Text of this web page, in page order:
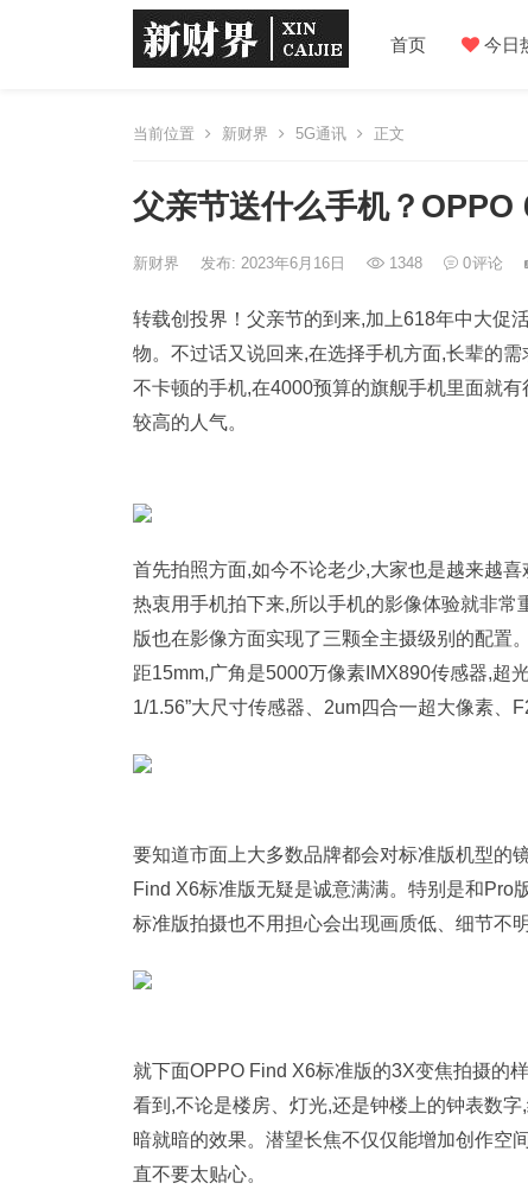
首页 今日
当前位置 新财界 5G通讯 正文
父亲节送什么手机？
新财界 发布: 2023年6月16日 1348 0评论
转载创投界！父亲节的到来,加上618年中大促
物。不过话又说回来,在选择手机方面,长辈的
不卡顿的手机,在4000预算的旗舰手机里面就
较高的人气。
首先拍照方面,如今不论老少,大家也是越来越
热衷用手机拍下来,所以手机的影像体验就非
版也在影像方面实现了三颗全主摄级别的配置
距15mm,广角是5000万像素IMX890传感器,超
1/1.56”大尺寸传感器、2um四合一超大像素、
要知道市面上大多数品牌都会对标准版机型的
Find X6标准版无疑是诚意满满。特别是和Pro
标准版拍摄也不用担心会出现画质低、细节不
就下面OPPO Find X6标准版的3X变焦拍摄的
看到,不论是楼房、灯光,还是钟楼上的钟表数
暗就暗的效果。潜望长焦不仅仅能增加创作空
直不要太贴心。